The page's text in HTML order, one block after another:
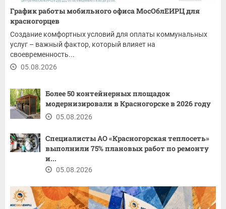
График работы мобильного офиса МосОблЕИРЦ для
красногорцев
Создание комфортных условий для оплаты коммунальных
услуг – важный фактор, который влияет на
своевременность...
05.08.2026
Более 50 контейнерных площадок
модернизировали в Красногорске в 2026 году
05.08.2026
Специалисты АО «Красногорская теплосеть»
выполнили 75% плановых работ по ремонту
и...
05.08.2026